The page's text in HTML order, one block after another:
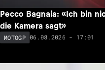
Pecco Bagnaia: «Ich bin
die Kamera sagt»
MOTOGP 06.08.2026 - 17:01